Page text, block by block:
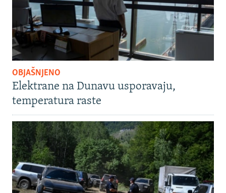
OBJAŠNJENO
Elektrane na Dunavu usporavaju,
temperatura raste